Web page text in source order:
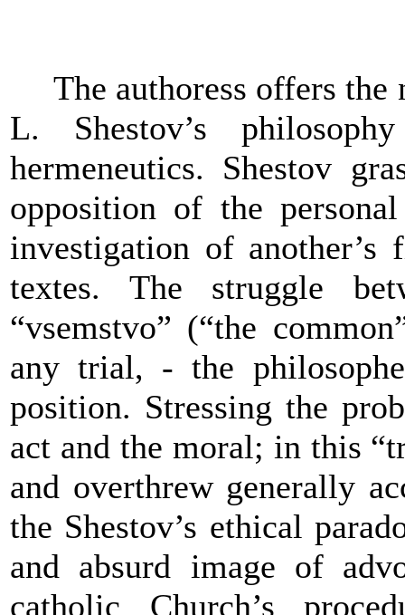
The authoress offers
L. Shestov’s
hermeneutics. Shestov
opposition of the
investigation of
textes. The struggle
“vsemstvo” (“the
any trial, - the
position. Stressing the
act and the moral; in this
and overthrew generally
the Shestov’s ethical
and absurd image of
catholic Church’s